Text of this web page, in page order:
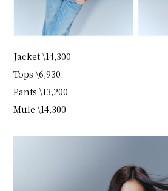
Jacket \14,300
Tops \6,930
Pants \13,200
Mule \14,300